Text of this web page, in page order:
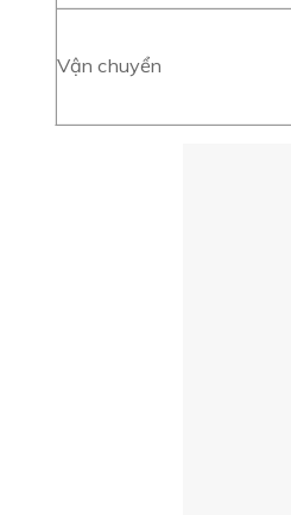
Vận chuyển